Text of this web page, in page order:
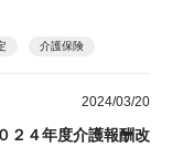
介護保険
2024/03/20
２４年度介護報酬改